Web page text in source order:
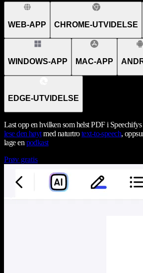
WEB-APP CHROME-UTVIDELSE
WINDOWS-APP MAC-APP
EDGE-UTVIDELSE
Last opp en hvilken som helst PDF i
lese den høytmed naturtrotext-to-speech,
lage en podkast
Prøv gratis